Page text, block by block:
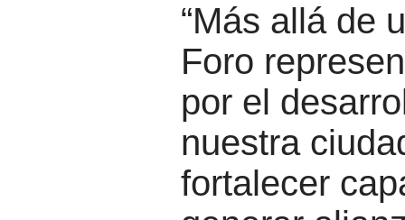
“Más allá de
Foro
por el
nuestra
fortalecer